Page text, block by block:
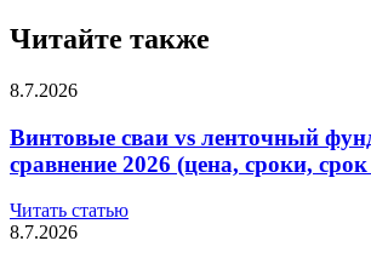
Читайте также
8.7.2026
Винтовые сваи vs ленточный
сравнение 2026 (цена, сроки,
Читать статью
8.7.2026